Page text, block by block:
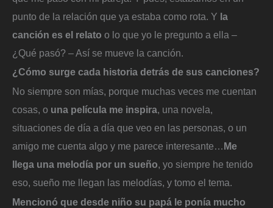
punto de la relación que ya estaba como rota. Y la
canción es el relato o lo que yo le pregunto a ella –
¿Qué pasó? – Así se mueve la canción.
¿Cómo surge cada historia detrás de sus canciones?
No siempre son mías, porque muchas veces me cuentan
cosas, o una película me inspira, una novela,
situaciones de día a día que veo en las personas, o un
amigo me cuenta algo y me parece interesante…Me
llega una melodía por un sueño, yo siempre he tenido
eso, sueño me llegan las melodías, y tomo el tema.
Mencionó que desde niño su papá le ponía mucho